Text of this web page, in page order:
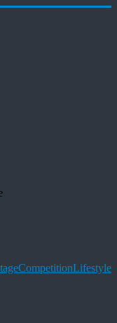
CompetitionLifestyle